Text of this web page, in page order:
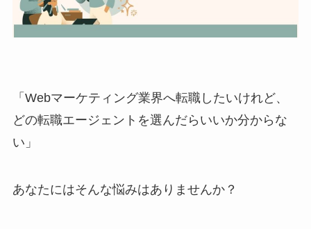
「Webマーケティング業界へ転職したいけれど、
どの転職エージェントを選んだらいいか分からな
い」
あなたにはそんな悩みはありませんか？